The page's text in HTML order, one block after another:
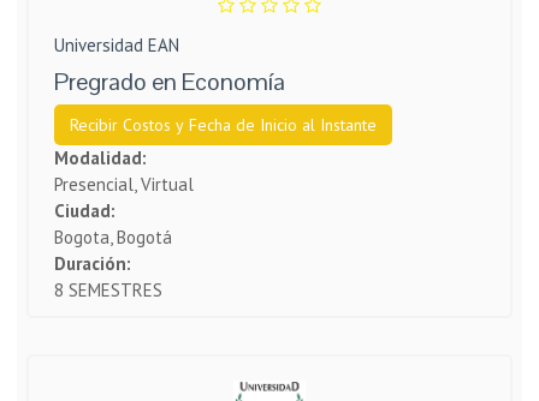
Universidad EAN
Pregrado en Economía
Recibir Costos y Fecha de Inicio al Instante
Modalidad:
Presencial, Virtual
Ciudad:
Bogota, Bogotá
Duración:
8 SEMESTRES